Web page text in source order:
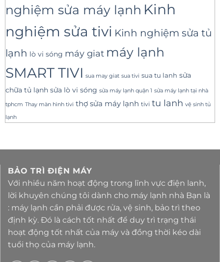
nghiệm sửa máy lạnh Kinh
nghiệm sửa tivi Kinh nghiệm sửa tủ
lạnh lò vi sóng máy giat máy lạnh
SMART TIVI sua may giat sua tivi sua tu lanh sửa
chữa tủ lạnh sửa lò vi sóng sửa máy lạnh quận 1 sửa máy lạnh tại nhà
tphcm Thay màn hình tivi thợ sửa máy lạnh tivi tu lanh vệ sinh tủ
lạnh
BẢO TRÌ ĐIỆN MÁY
Với nhiều năm hoạt động trong lĩnh vực điện lanh,
lời khuyên chúng tôi dành cho máy lạnh nhà Bạn là
: máy lạnh cần phải được rửa, vệ sinh, bảo trì theo
định kỳ. Đó là cách tốt nhất để duy trì trạng thái
hoạt động tốt nhất của máy và đồng thời kéo dài
tuổi thọ của máy lạnh.